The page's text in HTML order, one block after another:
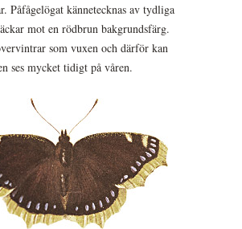
Påfågelögat kännetecknas av tydliga
mot en rödbrun bakgrundsfärg.
som vuxen och därför kan
ses mycket tidigt på våren.